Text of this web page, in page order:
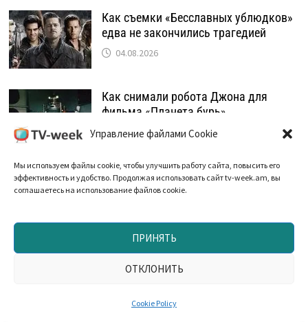
Управление файлами Cookie
Мы используем файлы cookie, чтобы улучшить работу сайта, повысить его
эффективность и удобство. Продолжая использовать сайт tv-week.am, вы
соглашаетесь на использование файлов cookie.
ПРИНЯТЬ
ОТКЛОНИТЬ
Cookie Policy
Как съемки «Бесславных ублюдков»
едва не закончились трагедией
04.08.2026
Как снимали робота Джона для
фильма «Планета бурь»
02.08.2026
enable this content